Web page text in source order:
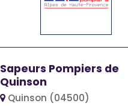
Sapeurs Pompiers de
Quinson
Quinson (04500)